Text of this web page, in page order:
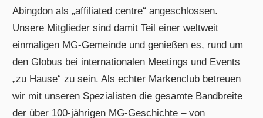
Abingdon als „affiliated centre“ angeschlossen.
Unsere Mitglieder sind damit Teil einer weltweit
einmaligen MG-Gemeinde und genießen es, rund um
den Globus bei internationalen Meetings und Events
„zu Hause“ zu sein. Als echter Markenclub betreuen
wir mit unseren Spezialisten die gesamte Bandbreite
der über 100-jährigen MG-Geschichte – von